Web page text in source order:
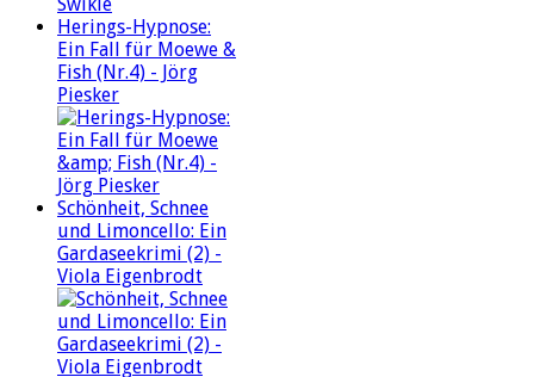
Herings-Hypnose:
Ein Fall für Moewe &
Fish (Nr.4) - Jörg
Piesker
Schönheit, Schnee
und Limoncello: Ein
Gardaseekrimi (2) -
Viola Eigenbrodt